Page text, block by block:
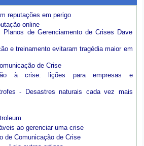
reputações em perigo
online
Planos de Gerenciamento de Crises Dave
e treinamento evitaram tragédia maior em
de Crise
à crise: lições para empresas e
-
Desastres naturais cada vez mais
ao gerenciar uma crise
de Comunicação de Crise